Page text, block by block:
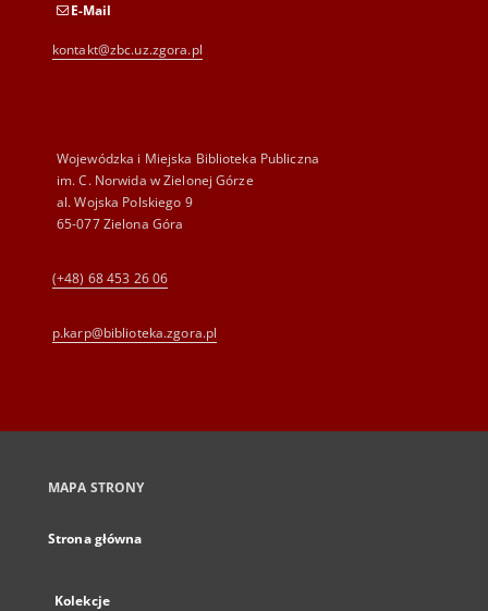
E-Mail
kontakt@zbc.uz.zgora.pl
Wojewódzka i Miejska Biblioteka Publiczna
im. C. Norwida w Zielonej Górze
al. Wojska Polskiego 9
65-077 Zielona Góra
(+48) 68 453 26 06
p.karp@biblioteka.zgora.pl
MAPA STRONY
Strona główna
Kolekcje